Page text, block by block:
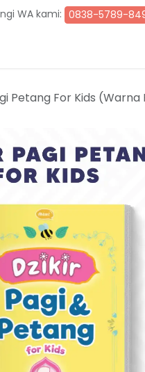
WA kami: 0838-5789-
Petang For Kids (Warna